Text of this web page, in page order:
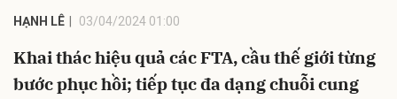
HẠNH LÊ 03/04/2024 01:00
Khai thác hiệu quả các FTA, cầu thế giới từng
bước phục hồi; tiếp tục đa dạng chuỗi cung